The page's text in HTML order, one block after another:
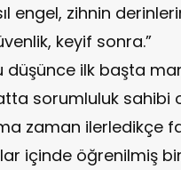
engel, zihnin
keyif sonra.”
düşünce ilk başta
sorumluluk sahibi
zaman ilerledikçe
içinde öğrenilmiş bir